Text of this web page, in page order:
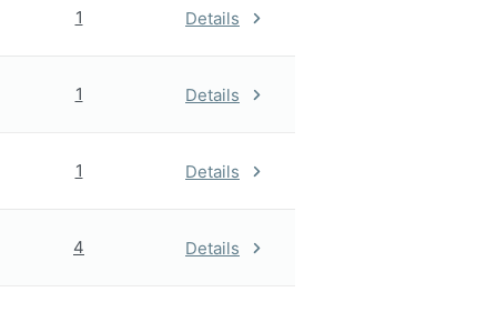
1 Details
1 Details
1 Details
4 Details